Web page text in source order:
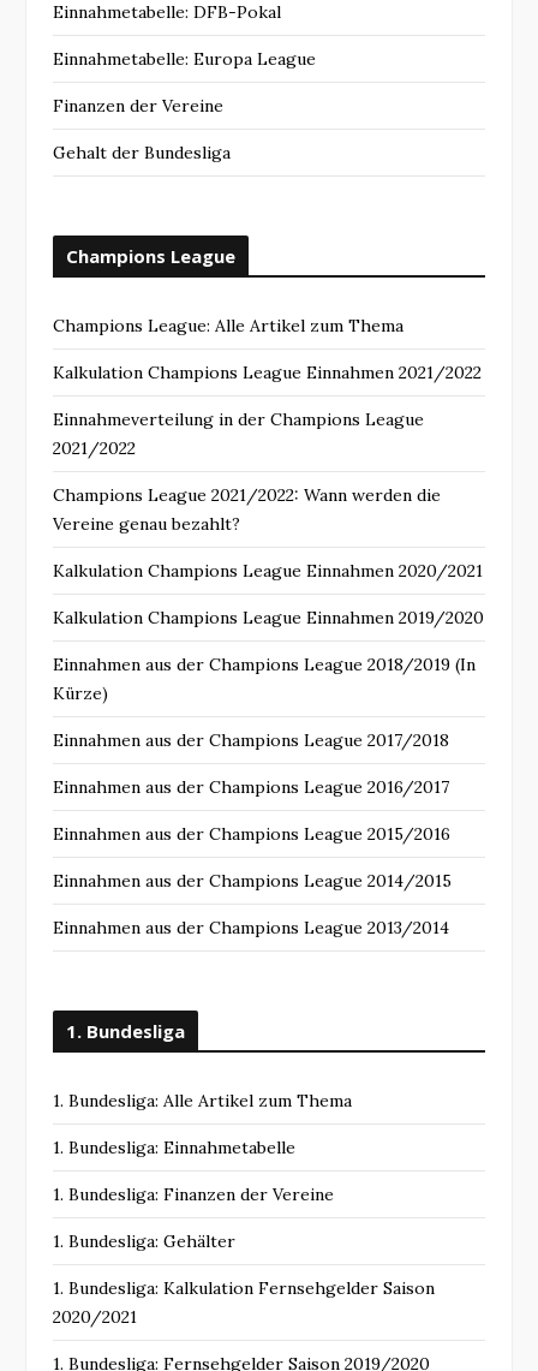
Einnahmetabelle: DFB-Pokal
Einnahmetabelle: Europa League
Finanzen der Vereine
Gehalt der Bundesliga
Champions League
Champions League: Alle Artikel zum Thema
Kalkulation Champions League Einnahmen 2021/2022
Einnahmeverteilung in der Champions League
2021/2022
Champions League 2021/2022: Wann werden die
Vereine genau bezahlt?
Kalkulation Champions League Einnahmen 2020/2021
Kalkulation Champions League Einnahmen 2019/2020
Einnahmen aus der Champions League 2018/2019 (In
Kürze)
Einnahmen aus der Champions League 2017/2018
Einnahmen aus der Champions League 2016/2017
Einnahmen aus der Champions League 2015/2016
Einnahmen aus der Champions League 2014/2015
Einnahmen aus der Champions League 2013/2014
1. Bundesliga
1. Bundesliga: Alle Artikel zum Thema
1. Bundesliga: Einnahmetabelle
1. Bundesliga: Finanzen der Vereine
1. Bundesliga: Gehälter
1. Bundesliga: Kalkulation Fernsehgelder Saison
2020/2021
1. Bundesliga: Fernsehgelder Saison 2019/2020